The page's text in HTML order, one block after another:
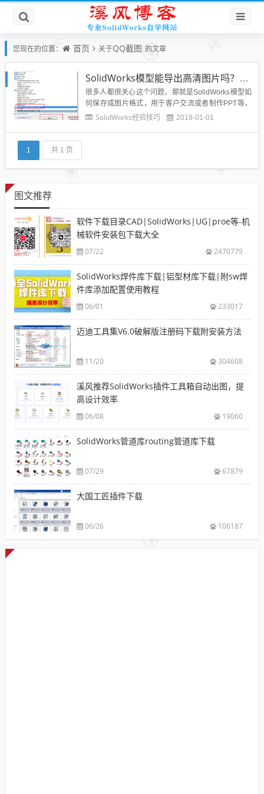
您现在的位置： 首页 关于QQ截图 的文章
SolidWorks模型能导出高清图片吗？如果不能如何截出高清图片？
很多人都很关心这个问题，那就是SolidWorks模型如
何保存成图片格式，用于客户交流或者制作PPT等，
大家通常的做法肯定是使用截图工具，例如QQ截图或
SolidWorks经验技巧 2018-01-01
1 共 1 页
图文推荐
软件下载目录CAD|SolidWorks|UG|proe等-机
械软件安装包下载大全
07/22 2470779
SolidWorks焊件库下载|铝型材库下载|附sw焊
件库添加配置使用教程
06/01 233017
迈迪工具集V6.0破解版注册码下载附安装方法
11/20 304608
溪风推荐SolidWorks插件工具箱自动出图，提
高设计效率
06/08 19060
SolidWorks管道库routing管道库下载
07/29 67879
大国工匠插件下载
06/26 106187